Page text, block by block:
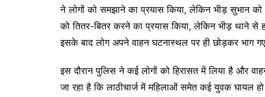
ने लोगों को समझाने का प्रयास किया, लेकिन भीड़ सुभान
को तितर-बितर करने का प्रयास किया, लेकिन भीड़ थाने से
इसके बाद लोग अपने वाहन घटनास्थल पर ही छोड़कर भाग
इस दौरान पुलिस ने कई लोगों को हिरासत में लिया है और
जा रहा है कि लाठीचार्ज में महिलाओं समेत कई युवक घायल हो